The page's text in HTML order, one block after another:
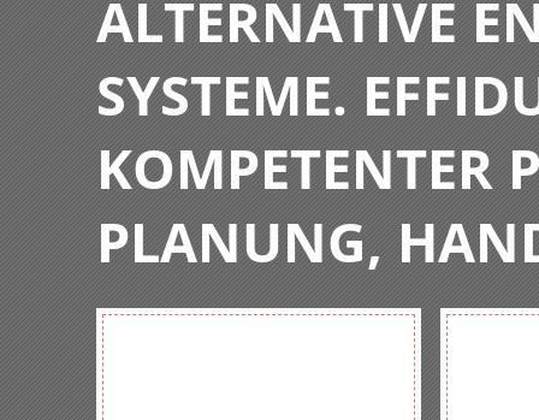
ALTERNATIVE
SYSTEME.
KOMPETENTER
PLANUNG,